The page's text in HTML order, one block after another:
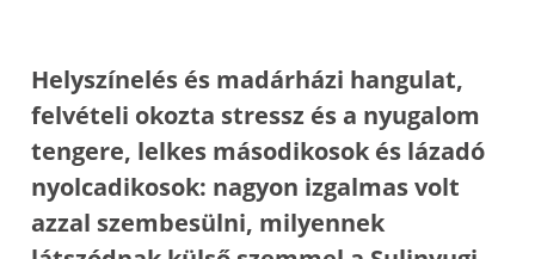
Helyszínelés és madárházi hangulat,
felvételi okozta stressz és a nyugalom
tengere, lelkes másodikosok és lázadó
nyolcadikosok: nagyon izgalmas volt
azzal szembesülni, milyennek